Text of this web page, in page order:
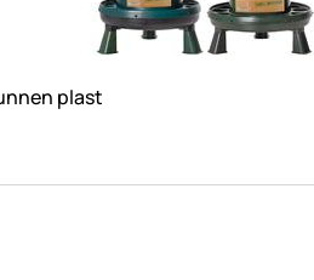
plast